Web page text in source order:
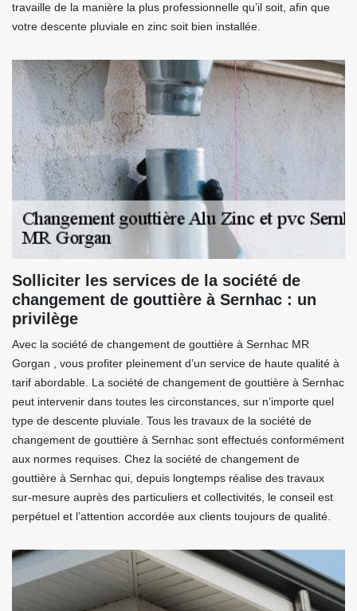
travaille de la manière la plus professionnelle qu’il soit, afin que
votre descente pluviale en zinc soit bien installée.
Solliciter les services de la société de
changement de gouttière à Sernhac : un
privilège
Avec la société de changement de gouttière à Sernhac MR
Gorgan , vous profiter pleinement d’un service de haute qualité à
tarif abordable. La société de changement de gouttière à Sernhac
peut intervenir dans toutes les circonstances, sur n’importe quel
type de descente pluviale. Tous les travaux de la société de
changement de gouttière à Sernhac sont effectués conformément
aux normes requises. Chez la société de changement de
gouttière à Sernhac qui, depuis longtemps réalise des travaux
sur-mesure auprès des particuliers et collectivités, le conseil est
perpétuel et l’attention accordée aux clients toujours de qualité.